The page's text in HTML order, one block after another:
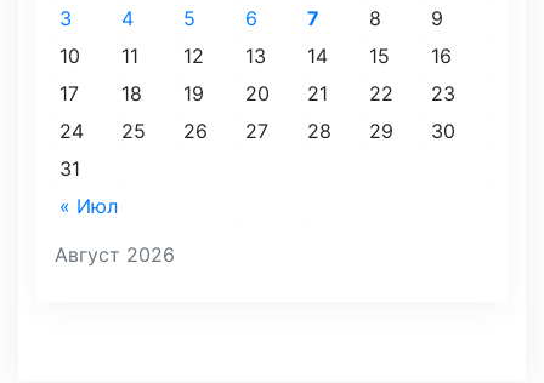
Август 2026
« Июл
3
4 5 6 7 8
9
10
11 12 13 14 15
16
17
18 19 20 21 22
23
24
25 26 27 28 29
30
31